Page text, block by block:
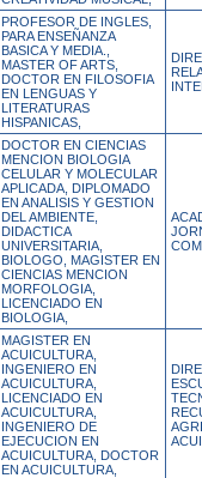
PROFESOR DE INGLES,
PARA ENSEÑANZA
BASICA Y MEDIA.,
MASTER OF ARTS,
DOCTOR EN FILOSOFIA
EN LENGUAS Y
LITERATURAS
HISPANICAS,
DOCTOR EN CIENCIAS
MENCION BIOLOGIA
CELULAR Y MOLECULAR
APLICADA, DIPLOMADO
EN ANALISIS Y GESTION
DEL AMBIENTE,
DIDACTICA
UNIVERSITARIA,
BIOLOGO, MAGISTER EN
CIENCIAS MENCION
MORFOLOGIA,
LICENCIADO EN
BIOLOGIA,
MAGISTER EN
ACUICULTURA,
INGENIERO EN
ACUICULTURA,
LICENCIADO EN
ACUICULTURA,
INGENIERO DE
EJECUCION EN
ACUICULTURA, DOCTOR
EN ACUICULTURA,